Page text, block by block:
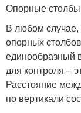
Опорные столбы
В любом случае,
опорных
единообразный
для контроля –
Расстояние
по вертикали